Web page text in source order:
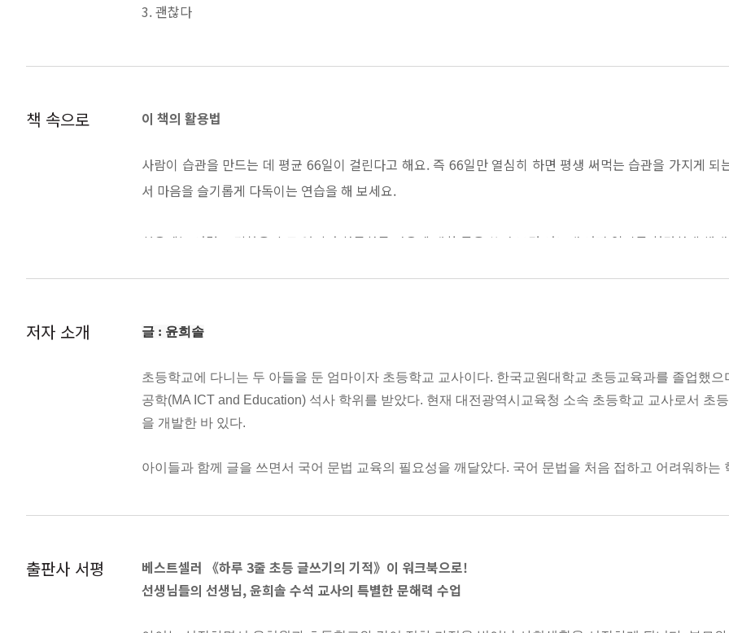
3. 괜찮다
8. 기쁘다
10. 낯설다
11. 놀라다
13. 답답하다
15. 두렵다
17. 무관심하다
19. 미안하다
20. 밉다
21. 보람차다
23. 부담스럽다
25. 불쌍하다
27. 불쾌하다
28. 불행하다
29. 사랑하다
30. 서럽다
책 속으로 이 책의 활용법
사람이 습관을 만드는 데 평균 66일이 걸린다고 해요. 즉 66일만 열심히 하면 평생 써먹는 습관을 가지게
서 마음을 슬기롭게 다독이는 연습을 해 보세요.
처음에는 어렵고 귀찮을 수도 있지만 하루하루 마음에 대한 글을 쓰다 보면 어느새 어떤 일이든 현명하게 해
이 책에 나온 마음 단어의 뜻은 국립국어원의 《표준국어대사전》과《한국어기초사전》을 참고하며 썼
확히 알아보세요!
생각해 써 보는 것이죠. 만약 기억이 나지 않으면, 예시를 보고 써도 좋아요.
3. 마음을 토닥이며 한 줄
저자 소개 글 : 윤희솔
초등학교에 다니는 두 아들을 둔 엄마이자 초등학교 교사이다. 한국교원대학교 초등교육과를 졸업했
공학(MA ICT and Education) 석사 학위를 받았다. 현재 대전광역시교육청 소속 초등학교 교사로서 초
을 개발한 바 있다.
아이들과 함께 글을 쓰면서 국어 문법 교육의 필요성을 깨달았다. 국어 문법을 처음 접하고 어려워하
있다.
출판사 서평
베스트셀러 《하루 3줄 초등 글쓰기의 기적》이 워크북으로!
선생님들의 선생님, 윤희솔 수석 교사의 특별한 문해력 수업